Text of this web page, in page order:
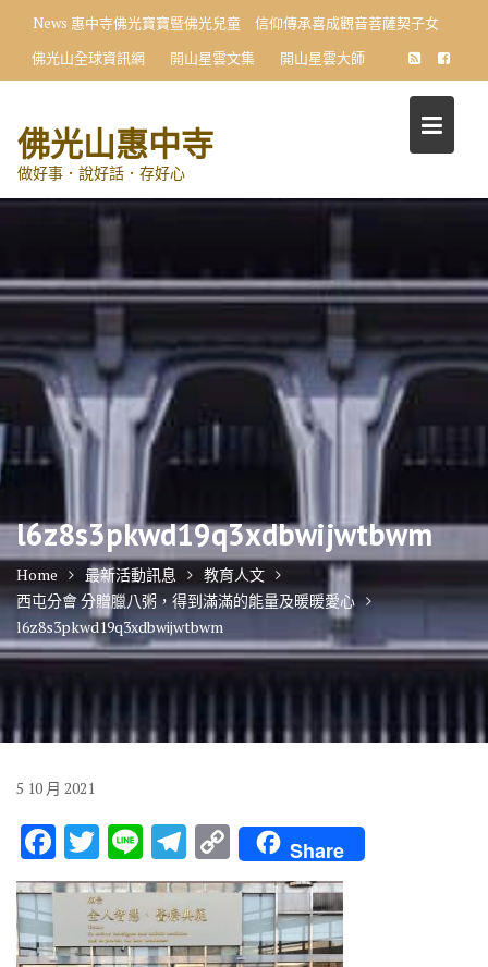
content
News 惠中寺佛光寶寶暨佛光兒童 信仰傳承喜成觀音菩薩契子女
佛光山全球資訊網
開山星雲文集 開山星雲大師
佛光山惠中寺
做好事．說好話．存好心
l6z8s3pkwd19q3xdbwijwtbwm
Home 最新活動訊息
教育人文
西屯分會 分贈臘八粥，得到滿滿的能量及暖暖愛心
l6z8s3pkwd19q3xdbwijwtbwm
5 10 月 2021
F
ac
b
T
w
it
te
Li
n
e
T
el
e
gr
C
o
p
y
Share